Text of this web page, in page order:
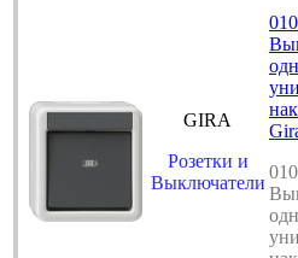
GIRA
Розетки и
Выключатели